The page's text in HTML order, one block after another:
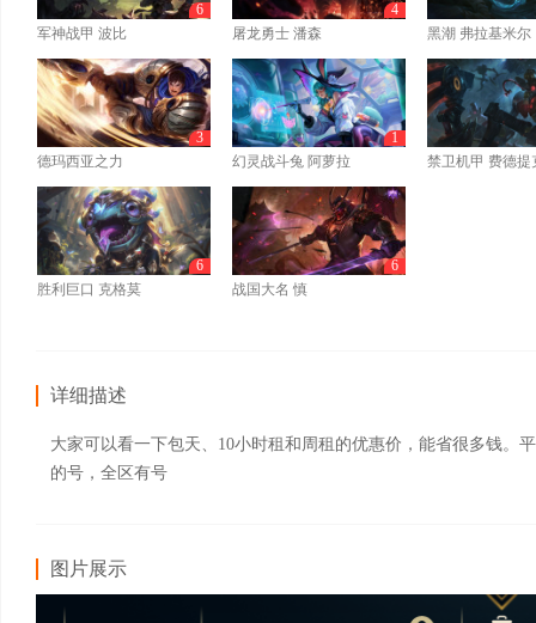
军神战甲 波比
6
屠龙勇士 潘森
4
黑潮 弗拉基米尔
德玛西亚之力
3
幻灵战斗兔 阿萝拉
1
禁卫机甲 费德提
胜利巨口 克格莫
6
战国大名 慎
6
详细描述
大家可以看一下包天、10小时租和周租的优惠价，能省很多钱。
的号，全区有号
图片展示